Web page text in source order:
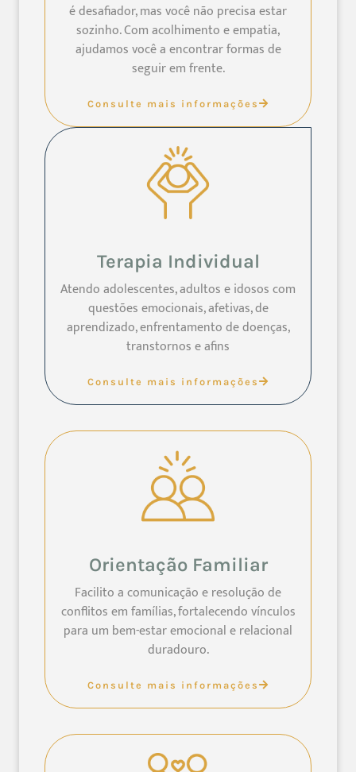
é desafiador, mas você não precisa estar
sozinho. Com acolhimento e empatia,
ajudamos você a encontrar formas de
seguir em frente.
Consulte mais informações
Terapia Individual
Atendo adolescentes, adultos e idosos com
questões emocionais, afetivas, de
aprendizado, enfrentamento de doenças,
transtornos e afins
Consulte mais informações
Orientação Familiar
Facilito a comunicação e resolução de
conflitos em famílias, fortalecendo vínculos
para um bem-estar emocional e relacional
duradouro.
Consulte mais informações